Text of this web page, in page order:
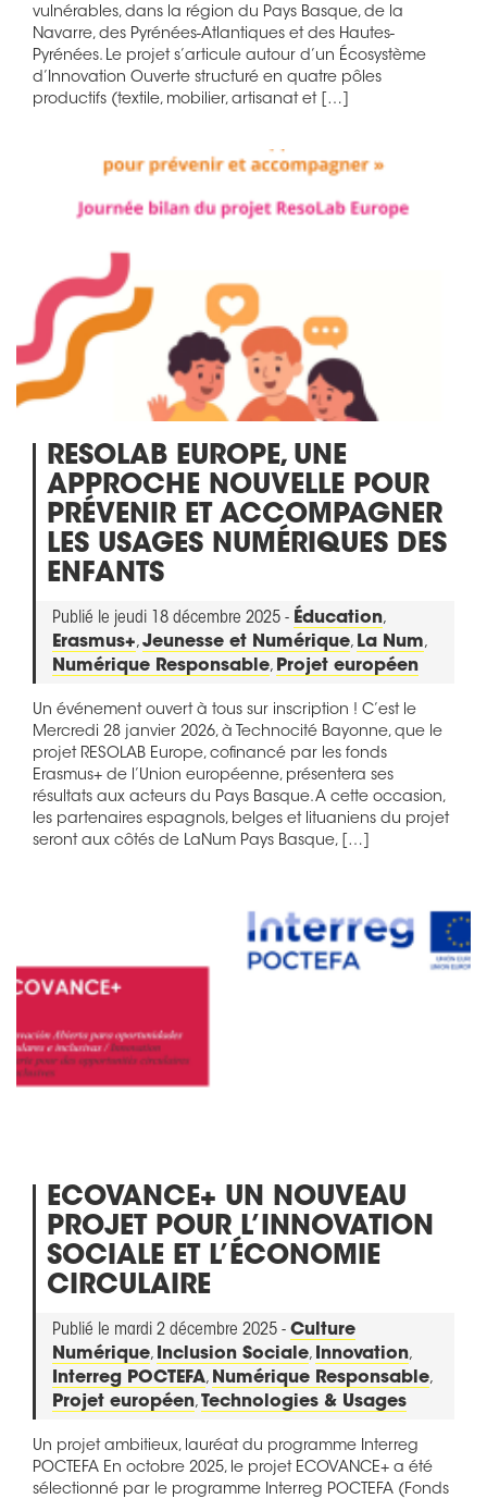
vulnérables, dans la région du Pays Basque, de la
Navarre, des Pyrénées-Atlantiques et des Hautes-
Pyrénées. Le projet s’articule autour d’un Écosystème
d’Innovation Ouverte structuré en quatre pôles
productifs (textile, mobilier, artisanat et […]
RESOLAB EUROPE, UNE
APPROCHE NOUVELLE POUR
PRÉVENIR ET ACCOMPAGNER
LES USAGES NUMÉRIQUES DES
ENFANTS
Publié le jeudi 18 décembre 2025 - Éducation,
Erasmus+,Jeunesse et Numérique, La Num,
Numérique Responsable, Projet européen
Un événement ouvert à tous sur inscription ! C’est le
Mercredi 28 janvier 2026, à Technocité Bayonne, que le
projet RESOLAB Europe, cofinancé par les fonds
Erasmus+ de l’Union européenne, présentera ses
résultats aux acteurs du Pays Basque. A cette occasion,
les partenaires espagnols, belges et lituaniens du projet
seront aux côtés de LaNum Pays Basque, […]
ECOVANCE+ UN NOUVEAU
PROJET POUR L’INNOVATION
SOCIALE ET L’ÉCONOMIE
CIRCULAIRE
Publié le mardi 2 décembre 2025 - Culture
Numérique, Inclusion Sociale, Innovation,
Interreg POCTEFA, Numérique Responsable,
Projet européen,Technologies & Usages
Un projet ambitieux, lauréat du programme Interreg
POCTEFA En octobre 2025, le projet ECOVANCE+ a été
sélectionné par le programme Interreg POCTEFA (Fonds